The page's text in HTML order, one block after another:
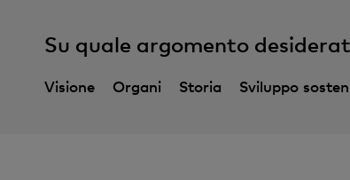
Su quale argomento
Visione Organi Storia Sviluppo